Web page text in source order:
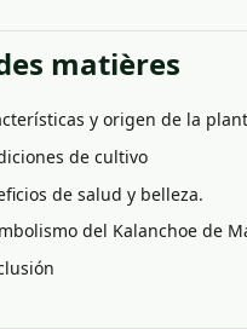
matières
y origen de la
de cultivo
de salud y belleza.
del Kalanchoe de